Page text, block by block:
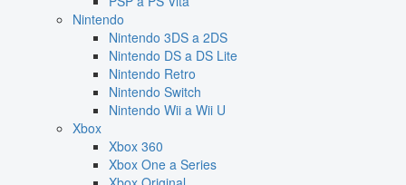
Nintendo
Nintendo 3DS a 2DS
Nintendo DS a DS Lite
Nintendo Retro
Nintendo Switch
Nintendo Wii a Wii U
Xbox
Xbox 360
Xbox One a Series